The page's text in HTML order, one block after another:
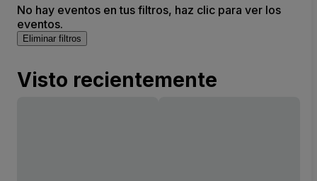
No hay eventos en tus filtros, haz clic para ver los
eventos.
Eliminar filtros
Visto recientemente